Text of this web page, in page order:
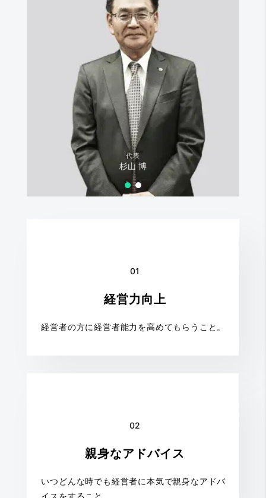
代表
杉山 博
01
経営力向上
経営者の方に経営者能力を高めてもらうこと。
02
親身なアドバイス
いつどんな時でも経営者に本気で親身なアドバ
イスをすること。